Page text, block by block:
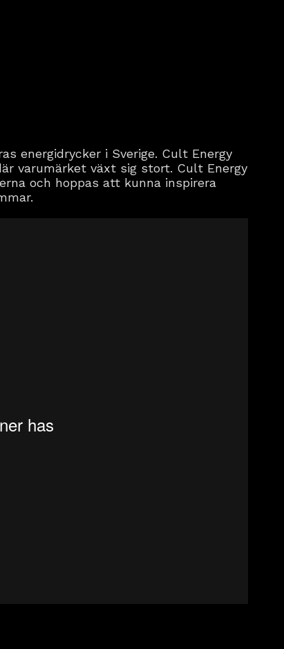
energidrycker i Sverige. Cult Energy
varumärket växt sig stort. Cult Energy
och hoppas att kunna inspirera